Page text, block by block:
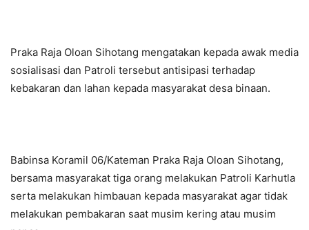
Praka Raja Oloan Sihotang mengatakan kepada awak media
sosialisasi dan Patroli tersebut antisipasi terhadap
kebakaran dan lahan kepada masyarakat desa binaan.
Babinsa Koramil 06/Kateman Praka Raja Oloan Sihotang,
bersama masyarakat tiga orang melakukan Patroli Karhutla
serta melakukan himbauan kepada masyarakat agar tidak
melakukan pembakaran saat musim kering atau musim